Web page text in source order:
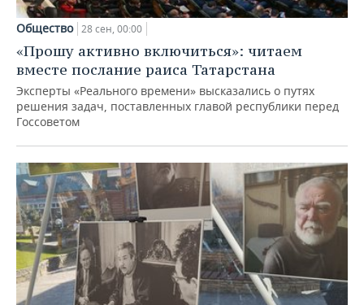
Общество 28 сен, 00:00
«Прошу активно включиться»: читаем
вместе послание раиса Татарстана
Эксперты «Реального времени» высказались о путях
решения задач, поставленных главой республики перед
Госсоветом